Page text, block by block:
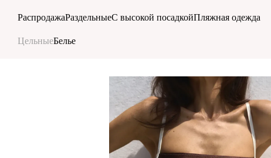
РаспродажаРаздельныеС высокой посадкойПляжная одежда
ЦельныеБелье